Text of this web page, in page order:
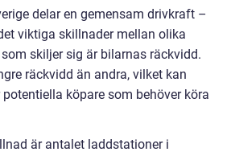
delar en gemensam drivkraft –
viktiga skillnader mellan olika
skiljer sig är bilarnas räckvidd.
räckvidd än andra, vilket kan
köpare som behöver köra
är antalet laddstationer i